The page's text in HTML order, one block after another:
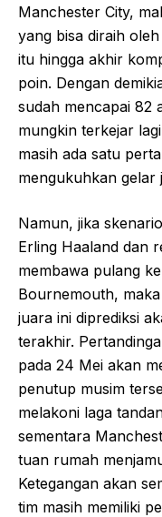
Manchester City,
yang bisa diraih
itu hingga akhir
poin. Dengan
sudah mencapai 82
mungkin terkejar
masih ada satu
mengukuhkan gelar
Namun, jika
Erling Haaland dan
membawa pulang
Bournemouth,
juara ini diprediksi
terakhir.
pada 24 Mei akan
penutup musim
melakoni laga
sementara
tuan rumah
Ketegangan akan
tim masih memiliki